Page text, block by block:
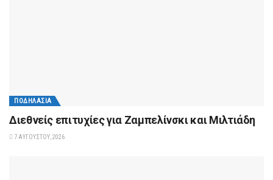
ΠΟΔΗΛΑΣΊΑ
Διεθνείς επιτυχίες για Ζαμπελίνσκι και Μιλτιάδη
7 ΑΥΓΟΎΣΤΟΥ, 2026